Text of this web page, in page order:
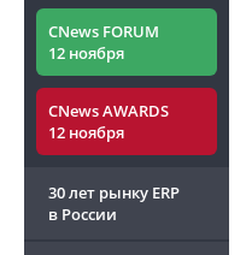
CNews FORUM
12 ноября
CNews AWARDS
12 ноября
30 лет рынку ERP
в России